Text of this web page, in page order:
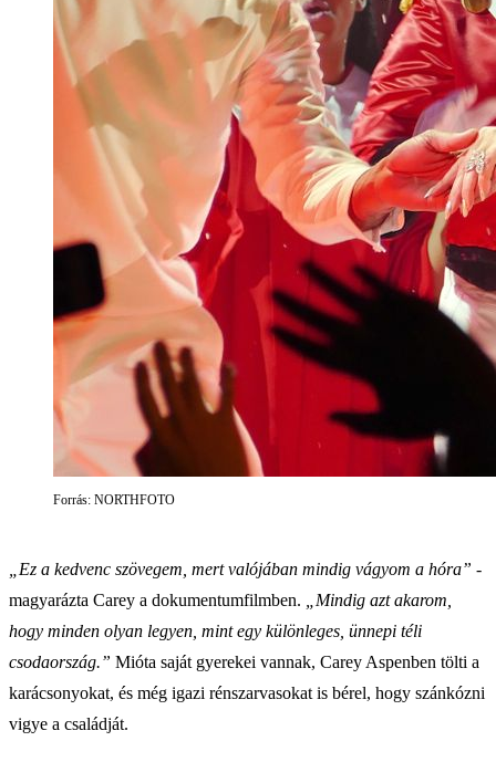
Forrás: NORTHFOTO
„Ez a kedvenc szövegem, mert valójában mindig vágyom a hóra” -
magyarázta Carey a dokumentumfilmben.
„Mindig azt akarom,
hogy minden olyan legyen, mint egy különleges, ünnepi téli
csodaország.” Mióta saját gyerekei vannak, Carey Aspenben tölti a
karácsonyokat, és még igazi rénszarvasokat is bérel, hogy szánkózni
vigye a családját.